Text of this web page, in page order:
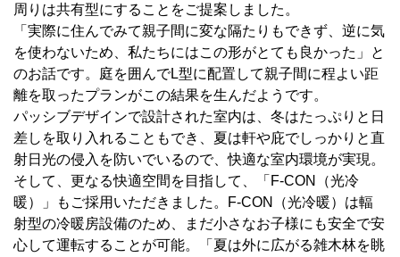
周りは共有型にすることをご提案しました。
「実際に住んでみて親子間に変な隔たりもできず、逆に気
を使わないため、私たちにはこの形がとても良かった」と
のお話です。庭を囲んでL型に配置して親子間に程よい距
離を取ったプランがこの結果を生んだようです。
パッシブデザインで設計された室内は、冬はたっぷりと日
差しを取り入れることもでき、夏は軒や庇でしっかりと直
射日光の侵入を防いでいるので、快適な室内環境が実現。
そして、更なる快適空間を目指して、「F-CON（光冷
暖）」もご採用いただきました。F-CON（光冷暖）は輻
射型の冷暖房設備のため、まだ小さなお子様にも安全で安
心して運転することが可能。「夏は外に広がる雑木林を眺